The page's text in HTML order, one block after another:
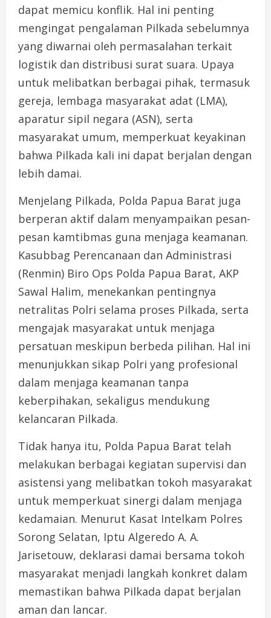
dapat memicu konflik. Hal ini penting
mengingat pengalaman Pilkada sebelumnya
yang diwarnai oleh permasalahan terkait
logistik dan distribusi surat suara. Upaya
untuk melibatkan berbagai pihak, termasuk
gereja, lembaga masyarakat adat (LMA),
aparatur sipil negara (ASN), serta
masyarakat umum, memperkuat keyakinan
bahwa Pilkada kali ini dapat berjalan dengan
lebih damai.
Menjelang Pilkada, Polda Papua Barat juga
berperan aktif dalam menyampaikan pesan-
pesan kamtibmas guna menjaga keamanan.
Kasubbag Perencanaan dan Administrasi
(Renmin) Biro Ops Polda Papua Barat, AKP
Sawal Halim, menekankan pentingnya
netralitas Polri selama proses Pilkada, serta
mengajak masyarakat untuk menjaga
persatuan meskipun berbeda pilihan. Hal ini
menunjukkan sikap Polri yang profesional
dalam menjaga keamanan tanpa
keberpihakan, sekaligus mendukung
kelancaran Pilkada.
Tidak hanya itu, Polda Papua Barat telah
melakukan berbagai kegiatan supervisi dan
asistensi yang melibatkan tokoh masyarakat
untuk memperkuat sinergi dalam menjaga
kedamaian. Menurut Kasat Intelkam Polres
Sorong Selatan, Iptu Algeredo A. A.
Jarisetouw, deklarasi damai bersama tokoh
masyarakat menjadi langkah konkret dalam
memastikan bahwa Pilkada dapat berjalan
aman dan lancar.